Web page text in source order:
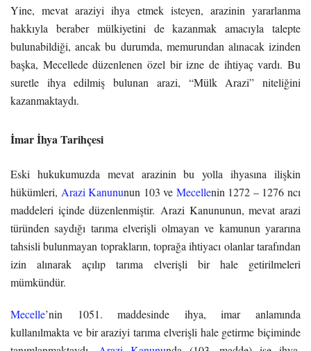
Yine, mevat araziyi ihya etmek isteyen, arazinin yararlanma
hakkıyla beraber mülkiyetini de kazanmak amacıyla talepte
bulunabildiği, ancak bu durumda, memurundan alınacak izinden
başka, Mecellede düzenlenen özel bir izne de ihtiyaç vardı. Bu
suretle ihya edilmiş bulunan arazi, “Mülk Arazi” niteliğini
kazanmaktaydı.
İmar İhya Tarihçesi
Eski hukukumuzda mevat arazinin bu yolla ihyasına ilişkin
hükümleri, Arazi Kanununun 103 ve Mecellenin 1272 – 1276 ncı
maddeleri içinde düzenlenmiştir. Arazi Kanununun, mevat arazi
türünden saydığı tarıma elverişli olmayan ve kamunun yararına
tahsisli bulunmayan toprakların, toprağa ihtiyacı olanlar tarafından
izin alınarak açılıp tarıma elverişli bir hale getirilmeleri
mümkündür.
Mecelle’nin 1051. maddesinde ihya, imar anlamında
kullanılmakta ve bir araziyi tarıma elverişli hale getirme biçiminde